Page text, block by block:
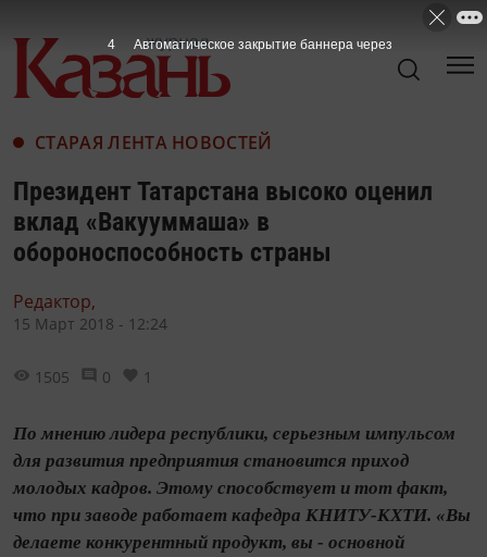
СТАРАЯ ЛЕНТА НОВОСТЕЙ
Президент Татарстана высоко оценил
вклад «Вакууммаша» в
обороноспособность страны
Редактор,
15 Март 2018 - 12:24
1505 0 1
По мнению лидера республики, серьезным импульсом
для развития предприятия становится приход
молодых кадров. Этому способствует и тот факт,
что при заводе работает кафедра КНИТУ-КХТИ. «Вы
делаете конкурентный продукт, вы - основной
3 Автоматическое закрытие баннера через